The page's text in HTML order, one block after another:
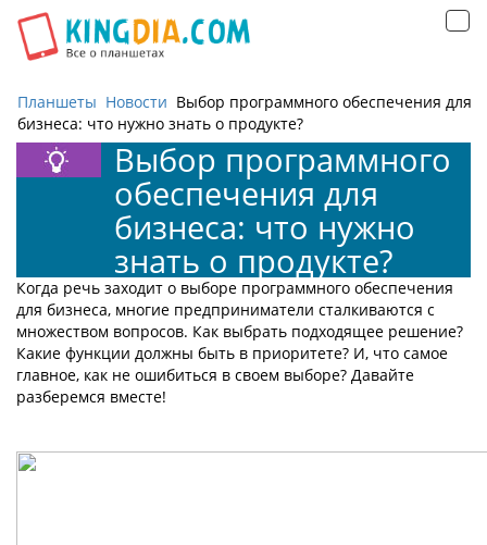
Планшеты Новости Выбор программного обеспечения для
бизнеса: что нужно знать о продукте?
Выбор программного
обеспечения для
бизнеса: что нужно
знать о продукте?
Когда речь заходит о выборе программного обеспечения
для бизнеса, многие предприниматели сталкиваются с
множеством вопросов. Как выбрать подходящее решение?
Какие функции должны быть в приоритете? И, что самое
главное, как не ошибиться в своем выборе? Давайте
разберемся вместе!